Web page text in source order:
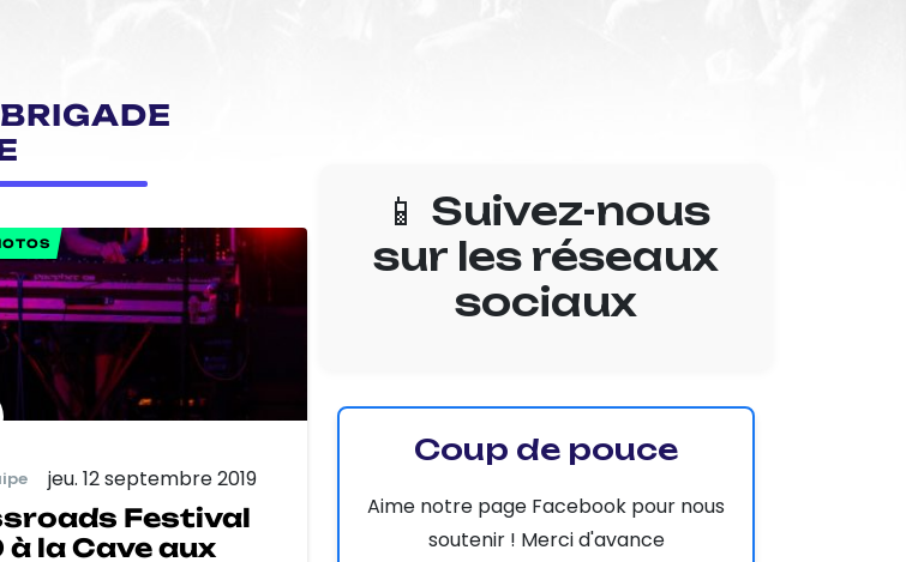
jeu. 12 septembre 2019
Festival
à la Cave aux
📱 Suivez-nous
sur les réseaux
sociaux
Coup de pouce
Aime notre page Facebook pour nous
soutenir ! Merci d'avance